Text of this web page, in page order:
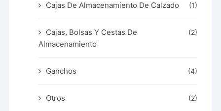
Cajas De Almacenamiento De Calzado (1)
Cajas, Bolsas Y Cestas De
Almacenamiento
(2)
Ganchos (4)
Otros (2)